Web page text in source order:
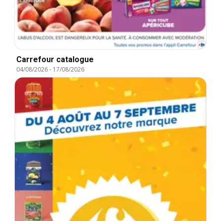
Carrefour catalogue
04/08/2026- 17/08/2026